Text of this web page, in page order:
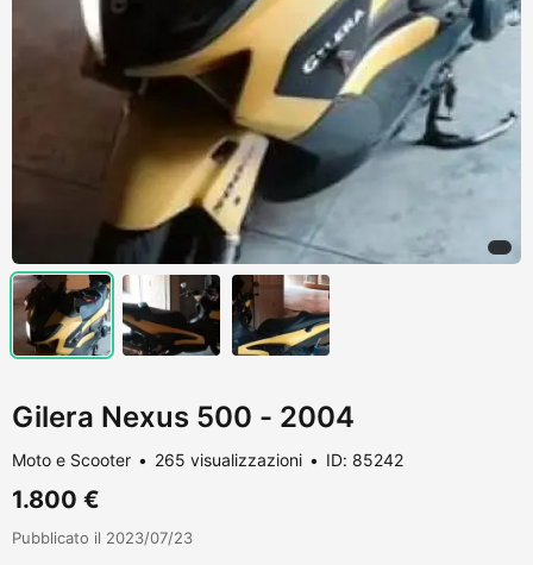
Gilera Nexus 500 - 2004
Moto e Scooter 265 visualizzazioni ID: 85242
1.800 €
Pubblicato il 2023/07/23